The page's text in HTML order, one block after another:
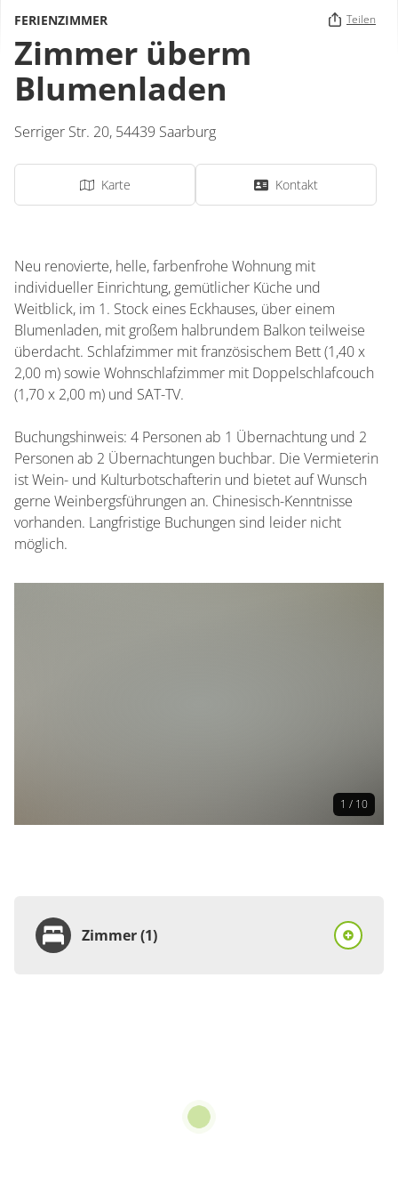
FERIENZIMMER Teilen
Zimmer überm
Blumenladen
Serriger Str. 20, 54439 Saarburg
Karte Kontakt
Neu renovierte, helle, farbenfrohe Wohnung mit
individueller Einrichtung, gemütlicher Küche und
Weitblick, im 1. Stock eines Eckhauses, über einem
Blumenladen, mit großem halbrundem Balkon teilweise
überdacht. Schlafzimmer mit französischem Bett (1,40 x
2,00 m) sowie Wohnschlafzimmer mit Doppelschlafcouch
(1,70 x 2,00 m) und SAT-TV.
Buchungshinweis: 4 Personen ab 1 Übernachtung und 2
Personen ab 2 Übernachtungen buchbar. Die Vermieterin
ist Wein- und Kulturbotschafterin und bietet auf Wunsch
gerne Weinbergsführungen an. Chinesisch-Kenntnisse
vorhanden. Langfristige Buchungen sind leider nicht
möglich.
1 / 10
Zimmer (1)
für 1 bis 4 Personen